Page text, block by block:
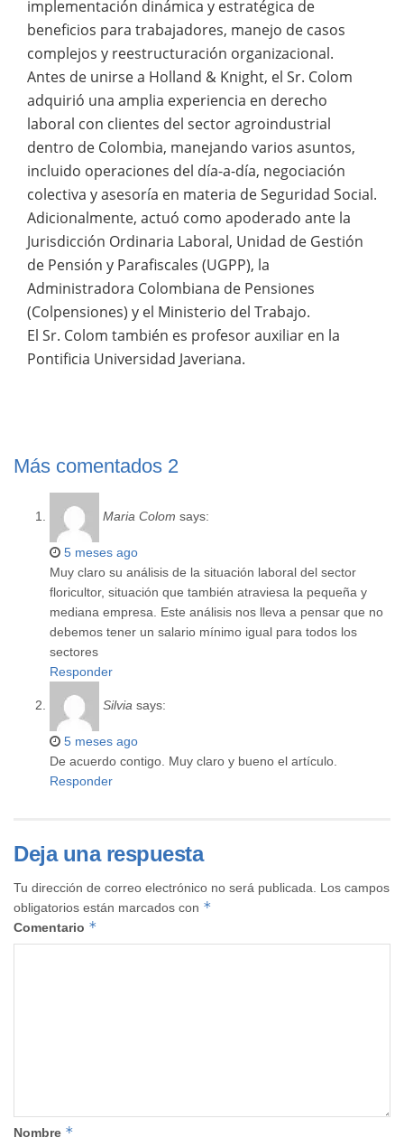
implementación dinámica y estratégica de
beneficios para trabajadores, manejo de casos
complejos y reestructuración organizacional.
Antes de unirse a Holland & Knight, el Sr. Colom
adquirió una amplia experiencia en derecho
laboral con clientes del sector agroindustrial
dentro de Colombia, manejando varios asuntos,
incluido operaciones del día-a-día, negociación
colectiva y asesoría en materia de Seguridad Social.
Adicionalmente, actuó como apoderado ante la
Jurisdicción Ordinaria Laboral, Unidad de Gestión
de Pensión y Parafiscales (UGPP), la
Administradora Colombiana de Pensiones
(Colpensiones) y el Ministerio del Trabajo.
El Sr. Colom también es profesor auxiliar en la
Pontificia Universidad Javeriana.
Más comentados 2
Maria Colom says:
5 meses ago
Muy claro su análisis de la situación laboral del sector
floricultor, situación que también atraviesa la pequeña y
mediana empresa. Este análisis nos lleva a pensar que no
debemos tener un salario mínimo igual para todos los
sectores
Responder
Silvia says:
5 meses ago
De acuerdo contigo. Muy claro y bueno el artículo.
Responder
Deja una respuesta
Tu dirección de correo electrónico no será publicada.
Los campos
obligatorios están marcados con *
Comentario *
Nombre *